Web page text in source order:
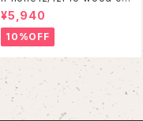
se
¥5,940
10%OFF